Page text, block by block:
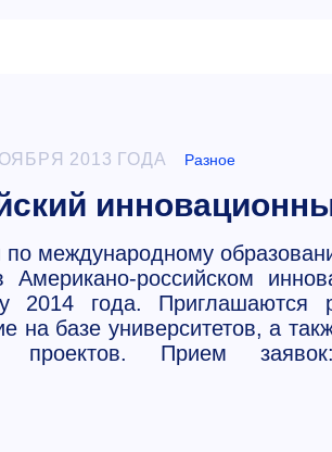
2013 ГОДА Разное
по международному
российском
2014 года. Приглашаются
на базе университетов, а
проектов. Прием